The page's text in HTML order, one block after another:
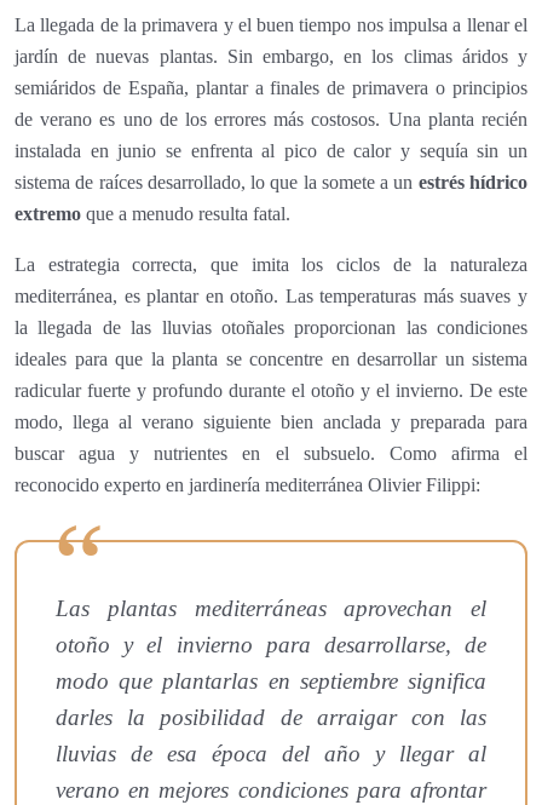
La llegada de la primavera y el buen tiempo nos impulsa a llenar el
jardín de nuevas plantas. Sin embargo, en los climas áridos y
semiáridos de España, plantar a finales de primavera o principios
de verano es uno de los errores más costosos. Una planta recién
instalada en junio se enfrenta al pico de calor y sequía sin un
sistema de raíces desarrollado, lo que la somete a un estrés hídrico
extremo que a menudo resulta fatal.
La estrategia correcta, que imita los ciclos de la naturaleza
mediterránea, es plantar en otoño. Las temperaturas más suaves y
la llegada de las lluvias otoñales proporcionan las condiciones
ideales para que la planta se concentre en desarrollar un sistema
radicular fuerte y profundo durante el otoño y el invierno. De este
modo, llega al verano siguiente bien anclada y preparada para
buscar agua y nutrientes en el subsuelo. Como afirma el
reconocido experto en jardinería mediterránea Olivier Filippi:
Las plantas mediterráneas aprovechan el
otoño y el invierno para desarrollarse, de
modo que plantarlas en septiembre significa
darles la posibilidad de arraigar con las
lluvias de esa época del año y llegar al
verano en mejores condiciones para afrontar